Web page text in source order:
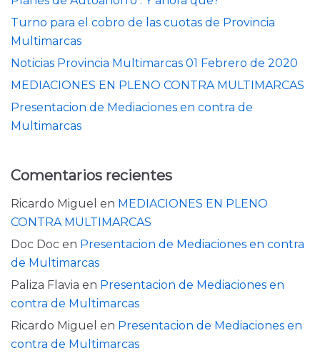
Turno para el cobro de las cuotas de Provincia
Multimarcas
Noticias Provincia Multimarcas 01 Febrero de 2020
MEDIACIONES EN PLENO CONTRA MULTIMARCAS
Presentacion de Mediaciones en contra de
Multimarcas
Comentarios recientes
Ricardo Miguel en MEDIACIONES EN PLENO
CONTRA MULTIMARCAS
Doc Doc en Presentacion de Mediaciones en contra
de Multimarcas
Paliza Flavia en Presentacion de Mediaciones en
contra de Multimarcas
Ricardo Miguel en Presentacion de Mediaciones en
contra de Multimarcas